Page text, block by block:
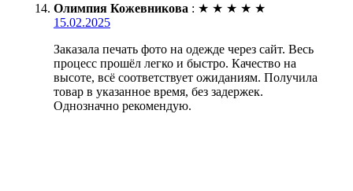
Олимпия Кожевникова : ★ ★ ★ ★ ★
15.02.2025
Заказала печать фото на одежде через сайт. Весь
процесс прошёл легко и быстро. Качество на
высоте, всё соответствует ожиданиям. Получила
товар в указанное время, без задержек.
Однозначно рекомендую.